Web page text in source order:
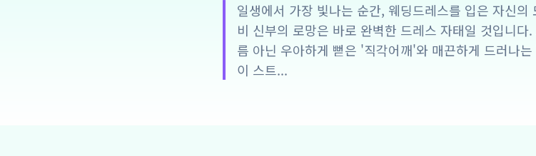
일생에서 가장 빛나는 순간, 웨딩드레스를 입은 자신
비 신부의 로망은 바로 완벽한 드레스 자태일 것입니
름 아닌 우아하게 뻗은 '직각어깨'와 매끈하게 드러나
이 스트...